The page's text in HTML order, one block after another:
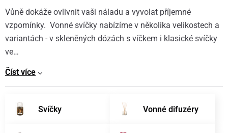
Vůně dokáže ovlivnit vaši náladu a vyvolat příjemné
vzpomínky. Vonné svíčky nabízíme v několika velikostech a
variantách - v skleněných dózách s víčkem i klasické svíčky
ve…
Číst více
Svíčky Vonné difuzéry